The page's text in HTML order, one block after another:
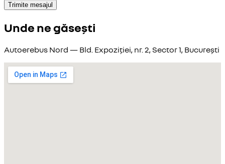
Trimite mesajul
Unde ne găsești
Autoerebus Nord — Bld. Expoziției, nr. 2, Sector 1, București